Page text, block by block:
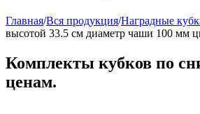
Главная/Вся продукция/Наградные
высотой 33.5 см диаметр чаши 100 мм
Комплекты кубков по
ценам.